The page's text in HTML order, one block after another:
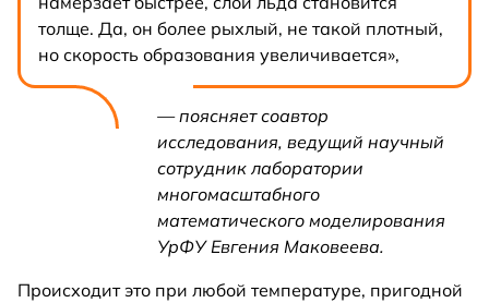
толще. Да, он более рыхлый, не такой плотный,
но скорость образования увеличивается»,
— поясняет соавтор
исследования, ведущий научный
сотрудник лаборатории
многомасштабного
математического моделирования
УрФУ Евгения Маковеева.
Происходит это при любой температуре, пригодной